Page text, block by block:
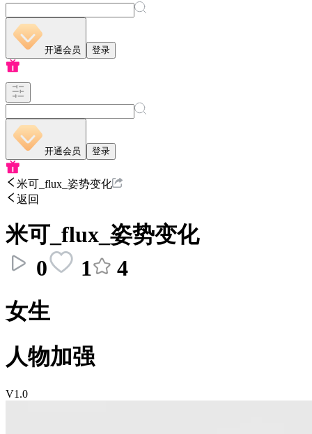
开通会员 登录
开通会员 登录
米可_flux_姿势变化
返回
米可_flux_姿势变化
0
1
4
女生
人物加强
V1.0